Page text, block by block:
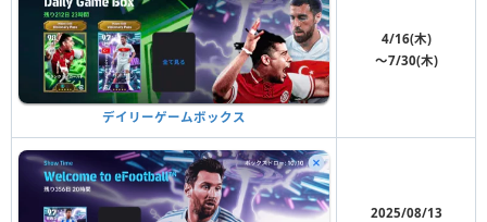
デイリーゲームボックス
4/16(木)
〜7/30(木)
2025/08/13